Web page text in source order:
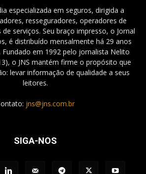
especializada em seguros, dirigida a
resseguradores, operadores de
serviços. Seu braço impresso, o Jornal
é distribuído mensalmente há 29 anos
em 1992 pelo jornalista Nelito
o JNS mantém firme o propósito que
levar informação de qualidade a seus
leitores.
jns@jns.com.br
SIGA-NOS